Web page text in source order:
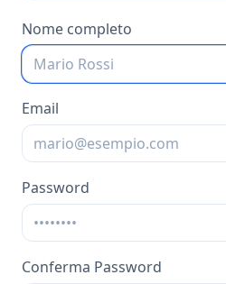
Nome completo
Email
Password
Conferma Password